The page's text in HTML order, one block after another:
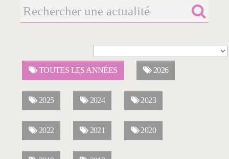
TOUTES LES ANNÉES 2026
2025 2024 2023
2022 2021 2020